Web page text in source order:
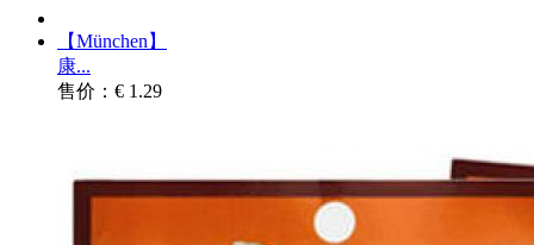
【München】
康...
售价：€ 1.29